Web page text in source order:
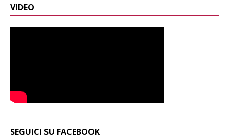
VIDEO
SEGUICI SU FACEBOOK